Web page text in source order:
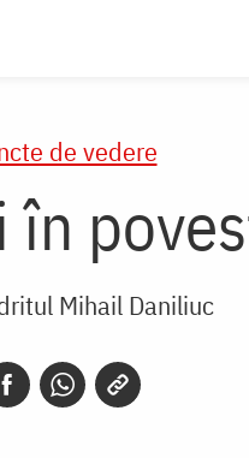
de vedere
Mihail Daniliuc